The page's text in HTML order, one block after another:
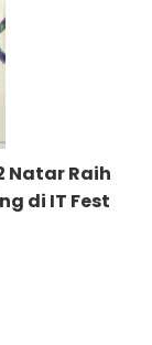
Natar Raih
di IT Fest